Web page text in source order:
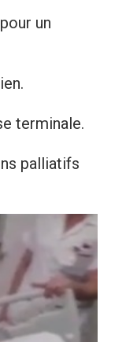
un
terminаle.
palliatifs